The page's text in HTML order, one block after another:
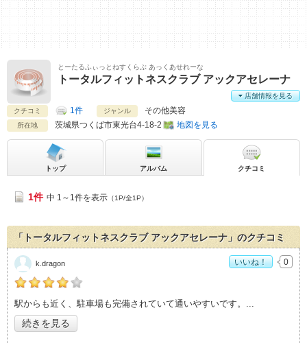
とーたるふぃっとねすくらぶ あっくあせれーな
トータルフィットネスクラブ アックアセレーナ
クチコミ 1件 ジャンル その他美容
所在地 茨城県つくば市東光台4-18-2 地図を見る
店舗情報を見る
トップ アルバム クチコミ
1件 中 1～1件を表示 （1P/全1P）
「トータルフィットネスクラブ アックアセレーナ」のクチコミ
k.dragonの「トータルフィットネスクラブ アックアセレーナ
>」おすすめ度：
駅からも近く、駐車場も完備されていて通いやすいです。
続きを見る
k.dragon いいね！ 0